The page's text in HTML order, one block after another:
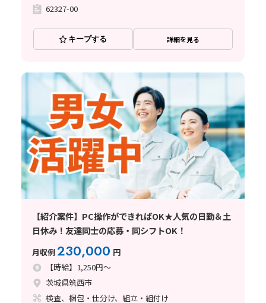
62327-00
キープする 詳細を見る
【紹介案件】PC操作ができればOK★人気の日勤＆土
日休み！友達同士の応募・同シフトOK！
月収例230,000 円
【時給】1,250円～
茨城県筑西市
検査、梱包・仕分け、組立・組付け